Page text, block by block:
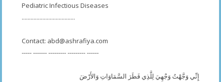
Pediatric Infectious Diseases
....................................
Contact: abd@ashrafiya.com
----- ------- --------- --------- ------
إِنِّي وَجَّهْتُ وَجْهِيَ لِلَّذِي فَطَرَ السَّمَاوَاتِ وَالأَرْضَ